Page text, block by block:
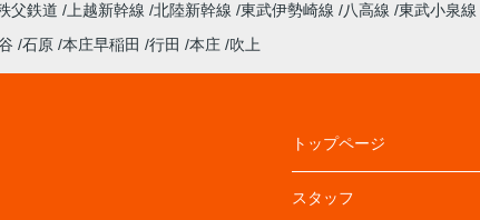
父鉄道 上越新幹線 北陸新幹線 東武伊勢崎線 八高線 東武小泉線
石原 本庄早稲田 行田 本庄 吹上
トップページ
スタッフ